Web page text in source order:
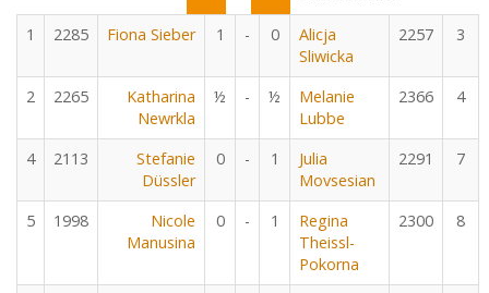
1
2285 Fiona Sieber 1 - 0
Alicja
Sliwicka
2257 3
2 2265
Katharina
Newrkla
½ - ½
Melanie
Lubbe
2366 4
4 2113
Stefanie
Düssler
0 - 1
Julia
Movsesian
2291 7
5 1998
Nicole
Manusina
0 - 1
Regina
Theissl-
Pokorna
2300 8